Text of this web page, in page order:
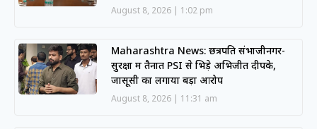
August 8, 2026 1:02 pm
Maharashtra News: छत्रपति संभाजीनगर-
सुरक्षा में तैनात PSI से भिड़े अभिजीत दीपके,
जासूसी का लगाया बड़ा आरोप
August 8, 2026 11:31 am